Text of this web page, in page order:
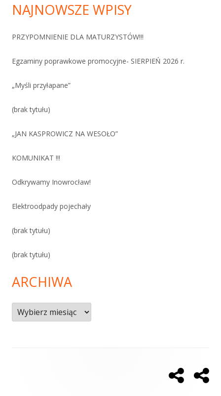
NAJNOWSZE WPISY
PRZYPOMNIENIE DLA MATURZYSTÓW!!!
Egzaminy poprawkowe promocyjne- SIERPIEŃ 2026 r.
„Myśli przyłapane”
(brak tytułu)
„JAN KASPROWICZ NA WESOŁO”
KOMUNIKAT !!!
Odkrywamy Inowrocław!
Elektroodpady pojechały
(brak tytułu)
(brak tytułu)
ARCHIWA